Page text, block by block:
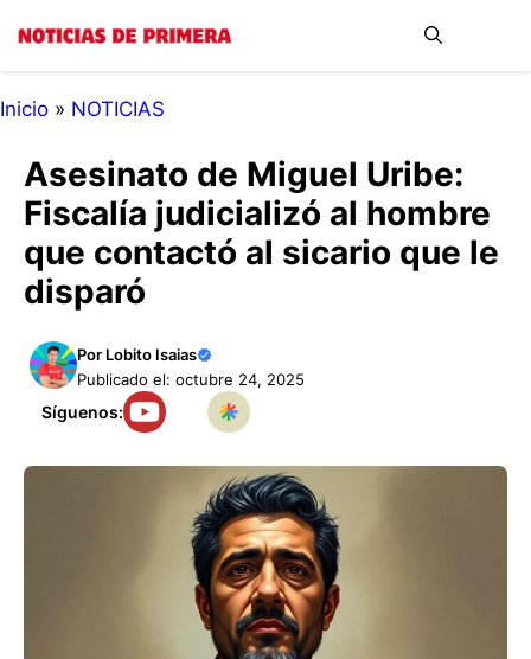
contenido
Inicio » NOTICIAS
Asesinato de Miguel Uribe:
Fiscalía judicializó al hombre
que contactó al sicario que le
disparó
Por Lobito Isaias
Publicado el: octubre 24, 2025
Síguenos: